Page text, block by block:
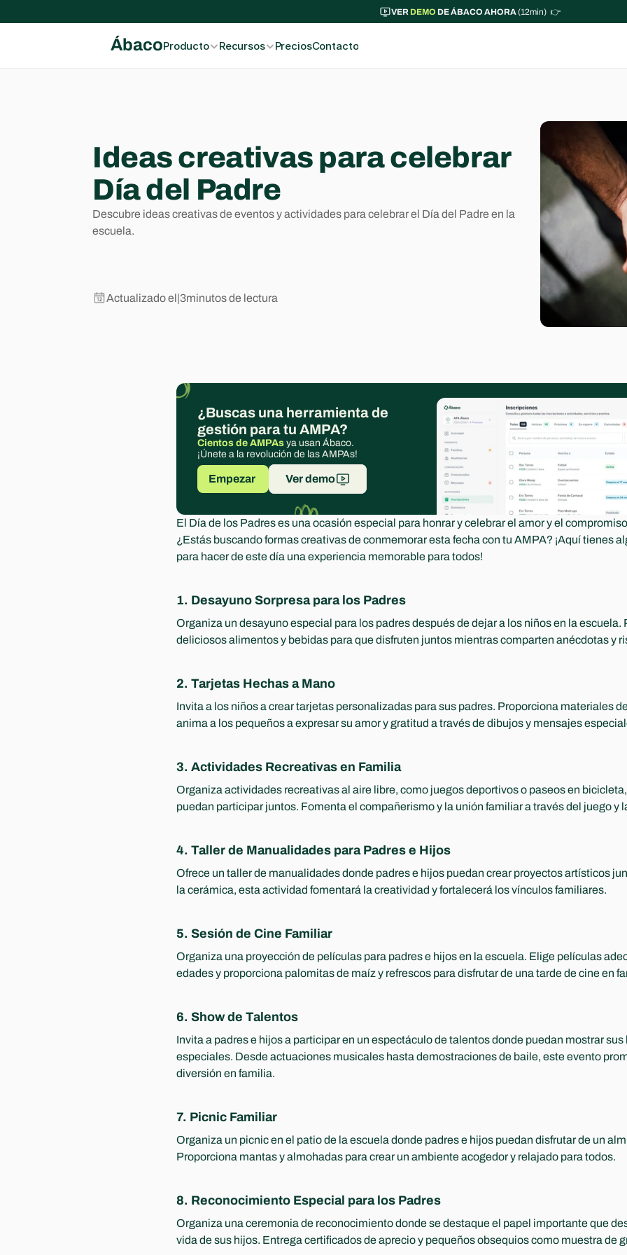
Ideas creativas para celebrar
Día del Padre
Descubre ideas creativas de eventos y actividades para celebrar el Día del Padre en la
escuela.
Actualizado el|3minutos de lectura
¿Buscas una herramienta de
gestión para tu AMPA?
Cientos de AMPAs ya usan Ábaco.
¡Únete a la revolución de las AMPAs!
Empezar Ver demo
El Día de los Padres es una ocasión especial para honrar y celebrar el amor y el
¿Estás buscando formas creativas de conmemorar esta fecha con tu AMPA? ¡Aquí tienes
para hacer de este día una experiencia memorable para todos!
1. Desayuno Sorpresa para los Padres
Organiza un desayuno especial para los padres después de dejar a los niños en la escuela.
deliciosos alimentos y bebidas para que disfruten juntos mientras comparten anécdotas y
2. Tarjetas Hechas a Mano
Invita a los niños a crear tarjetas personalizadas para sus padres. Proporciona materiales
anima a los pequeños a expresar su amor y gratitud a través de dibujos y mensajes
3. Actividades Recreativas en Familia
Organiza actividades recreativas al aire libre, como juegos deportivos o paseos en
puedan participar juntos. Fomenta el compañerismo y la unión familiar a través del juego y
4. Taller de Manualidades para Padres e Hijos
Ofrece un taller de manualidades donde padres e hijos puedan crear proyectos artísticos
la cerámica, esta actividad fomentará la creatividad y fortalecerá los vínculos familiares.
5. Sesión de Cine Familiar
Organiza una proyección de películas para padres e hijos en la escuela. Elige películas
edades y proporciona palomitas de maíz y refrescos para disfrutar de una tarde de cine en
6. Show de Talentos
Invita a padres e hijos a participar en un espectáculo de talentos donde puedan mostrar
especiales. Desde actuaciones musicales hasta demostraciones de baile, este evento
diversión en familia.
7. Picnic Familiar
Organiza un picnic en el patio de la escuela donde padres e hijos puedan disfrutar de un
Proporciona mantas y almohadas para crear un ambiente acogedor y relajado para todos.
8. Reconocimiento Especial para los Padres
Organiza una ceremonia de reconocimiento donde se destaque el papel importante que
vida de sus hijos. Entrega certificados de aprecio y pequeños obsequios como muestra de
VER DEMO DE ÁBACO AHORA (12min)  👉
ÁbacoProducto Recursos PreciosContacto